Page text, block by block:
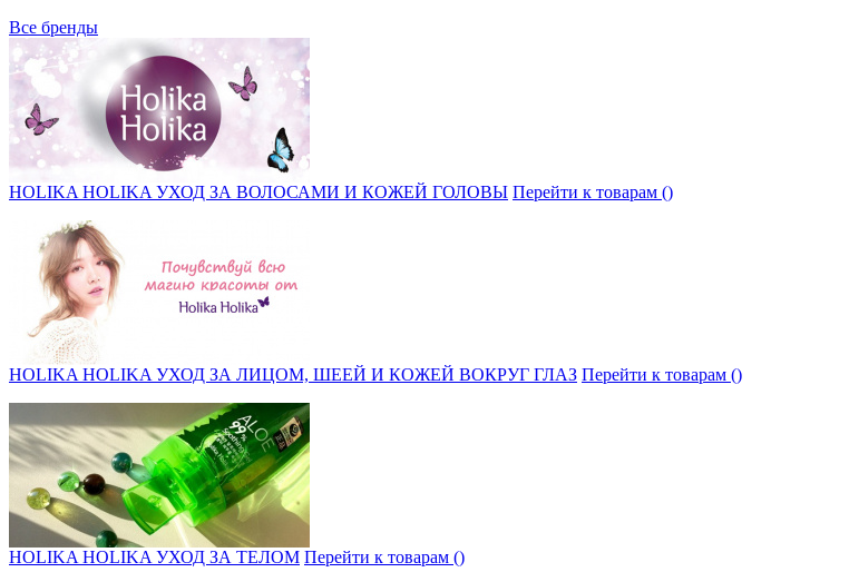
Все бренды
HOLIKA HOLIKA УХОД ЗА ВОЛОСАМИ И КОЖЕЙ ГОЛОВЫ Перейти к товарам ()
HOLIKA HOLIKA УХОД ЗА ЛИЦОМ, ШЕЕЙ И КОЖЕЙ ВОКРУГ ГЛАЗ Перейти к товарам ()
HOLIKA HOLIKA УХОД ЗА ТЕЛОМ Перейти к товарам ()